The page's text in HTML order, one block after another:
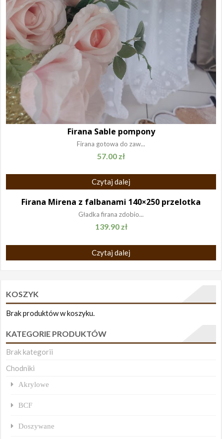
Firana Sable pompony
Firana gotowa do zaw...
57.00 zł
Czytaj dalej
Firana Mirena z falbanami 140×250 przelotka
Gładka firana zdobio...
139.90 zł
Czytaj dalej
KOSZYK
Brak produktów w koszyku.
KATEGORIE PRODUKTÓW
Brak kategorii
Chodniki
Akrylowe
BCF
Doszywane